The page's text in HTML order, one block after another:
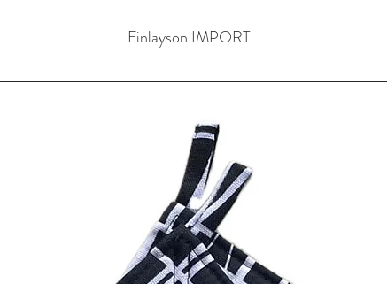
Finlayson IMPORT